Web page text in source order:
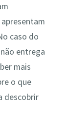
caso do
entrega
mais
o que
descobrir